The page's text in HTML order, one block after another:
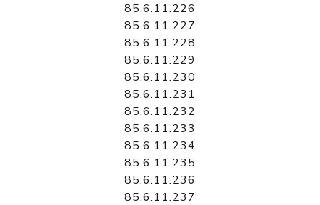
85.6.11.226
85.6.11.227
85.6.11.228
85.6.11.229
85.6.11.230
85.6.11.231
85.6.11.232
85.6.11.233
85.6.11.234
85.6.11.235
85.6.11.236
85.6.11.237